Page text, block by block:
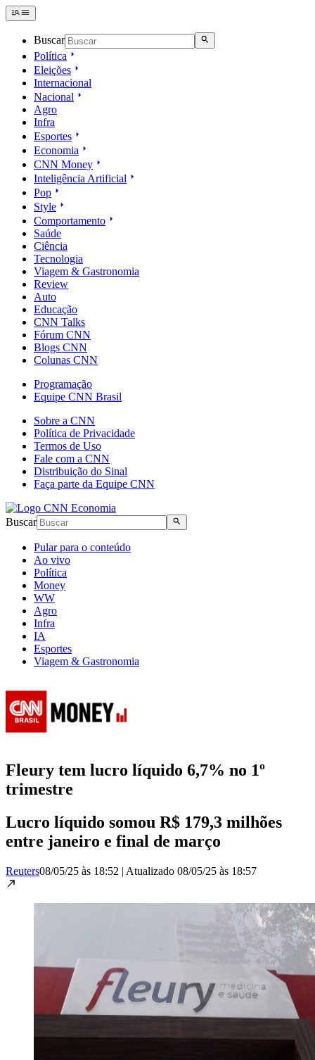
Buscar
Política
Eleições
Internacional
Nacional
Agro
Infra
Esportes
Economia
CNN Money
Inteligência Artificial
Pop
Style
Comportamento
Saúde
Ciência
Tecnologia
Viagem & Gastronomia
Review
Auto
Educação
CNN Talks
Fórum CNN
Blogs CNN
Colunas CNN
Programação
Equipe CNN Brasil
Sobre a CNN
Política de Privacidade
Termos de Uso
Fale com a CNN
Distribuição do Sinal
Faça parte da Equipe CNN
Buscar
Pular para o conteúdo
Ao vivo
Política
Money
WW
Agro
Infra
IA
Esportes
Viagem & Gastronomia
Fleury tem lucro líquido 6,7% no 1º
trimestre
Lucro líquido somou R$ 179,3 milhões
entre janeiro e final de março
Reuters08/05/25 às 18:52 | Atualizado 08/05/25 às 18:57